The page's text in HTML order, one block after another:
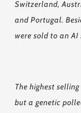
Switzerland,
and Portugal.
were sold to an AI
The highest
but a genetic